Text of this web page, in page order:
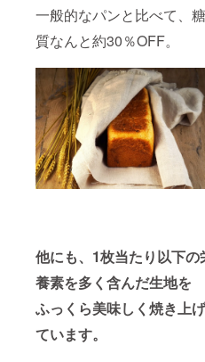
一般的なパンと比べて、糖
質なんと約30％OFF。
他にも、1枚当たり以下の
養素を多く含んだ生地を
ふっくら美味しく焼き上げ
ています。